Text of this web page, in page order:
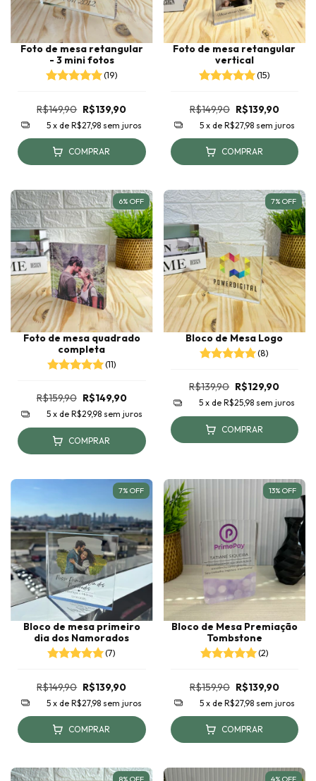
Foto de mesa retangular
- 3 mini fotos
(19)
R$149,90 R$139,90
5 x deR$27,98 sem juros
COMPRAR
Foto de mesa retangular
vertical
(15)
R$149,90 R$139,90
5 x de R$27,98 sem juros
COMPRAR
6% OFF
Foto de mesa quadrado
completa
(11)
R$159,90 R$149,90
5 x de R$29,98 sem juros
COMPRAR
7% OFF
Bloco de Mesa Logo
(8)
R$139,90 R$129,90
5 x deR$25,98 sem juros
COMPRAR
7% OFF
Bloco de mesa primeiro
dia dos Namorados
(7)
R$149,90 R$139,90
5 x deR$27,98 sem juros
COMPRAR
13% OFF
Bloco de Mesa Premiação
Tombstone
(2)
R$159,90 R$139,90
5 x de R$27,98 sem juros
COMPRAR